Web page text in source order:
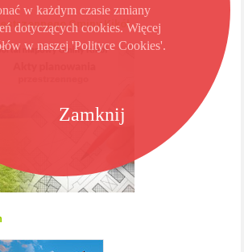
Gminy Kikół
Zamknij
w każdym czasie zmiany
dotyczących cookies. Więcej
w naszej 'Polityce Cookies'.